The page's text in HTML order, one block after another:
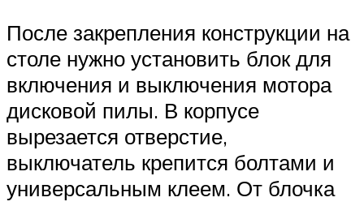
После закрепления конструкции на
столе нужно установить блок для
включения и выключения мотора
дисковой пилы. В корпусе
вырезается отверстие,
выключатель крепится болтами и
универсальным клеем. От блочка